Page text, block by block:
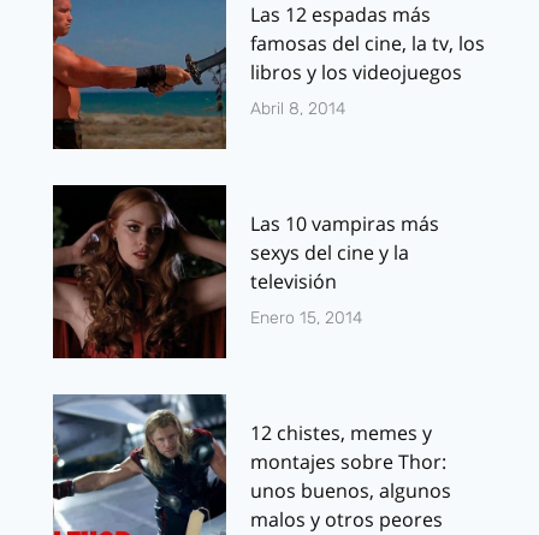
Las 12 espadas más
famosas del cine, la tv, los
libros y los videojuegos
Abril 8, 2014
Las 10 vampiras más
sexys del cine y la
televisión
Enero 15, 2014
12 chistes, memes y
montajes sobre Thor:
unos buenos, algunos
malos y otros peores